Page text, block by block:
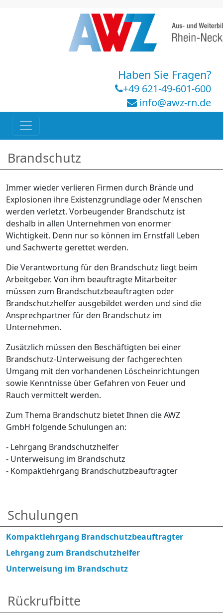
Haben Sie Fragen?
+49 621-49-601-600
info@awz-rn.de
Brandschutz
Immer wieder verlieren Firmen durch Brände und
Explosionen ihre Existenzgrundlage oder Menschen
werden verletzt. Vorbeugender Brandschutz ist
deshalb in allen Unternehmen von enormer
Wichtigkeit. Denn nur so können im Ernstfall Leben
und Sachwerte gerettet werden.
Die Verantwortung für den Brandschutz liegt beim
Arbeitgeber. Von ihm beauftragte Mitarbeiter
müssen zum Brandschutzbeauftragten oder
Brandschutzhelfer ausgebildet werden und sind die
Ansprechpartner für den Brandschutz im
Unternehmen.
Zusätzlich müssen den Beschäftigten bei einer
Brandschutz-Unterweisung der fachgerechten
Umgang mit den vorhandenen Löscheinrichtungen
sowie Kenntnisse über Gefahren von Feuer und
Rauch vermittelt werden.
Zum Thema Brandschutz bietet Ihnen die AWZ
GmbH folgende Schulungen an:
- Lehrgang Brandschutzhelfer
- Unterweisung im Brandschutz
- Kompaktlehrgang Brandschutzbeauftragter
Schulungen
Kompaktlehrgang Brandschutzbeauftragter
Lehrgang zum Brandschutzhelfer
Unterweisung im Brandschutz
Rückrufbitte